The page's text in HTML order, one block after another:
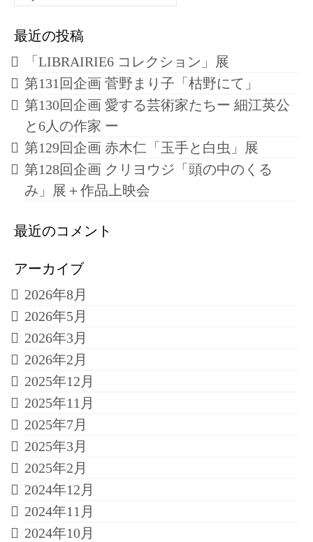
for:
最近の投稿
「LIBRAIRIE6 コレクション」展
第131回企画 菅野まり子「枯野にて」
第130回企画 愛する芸術家たちー 細江英公
と6人の作家 ー
第129回企画 赤木仁「玉手と白虫」展
第128回企画 クリヨウジ「頭の中のくる
み」展＋作品上映会
最近のコメント
アーカイブ
2026年8月
2026年5月
2026年3月
2026年2月
2025年12月
2025年11月
2025年7月
2025年3月
2025年2月
2024年12月
2024年11月
2024年10月